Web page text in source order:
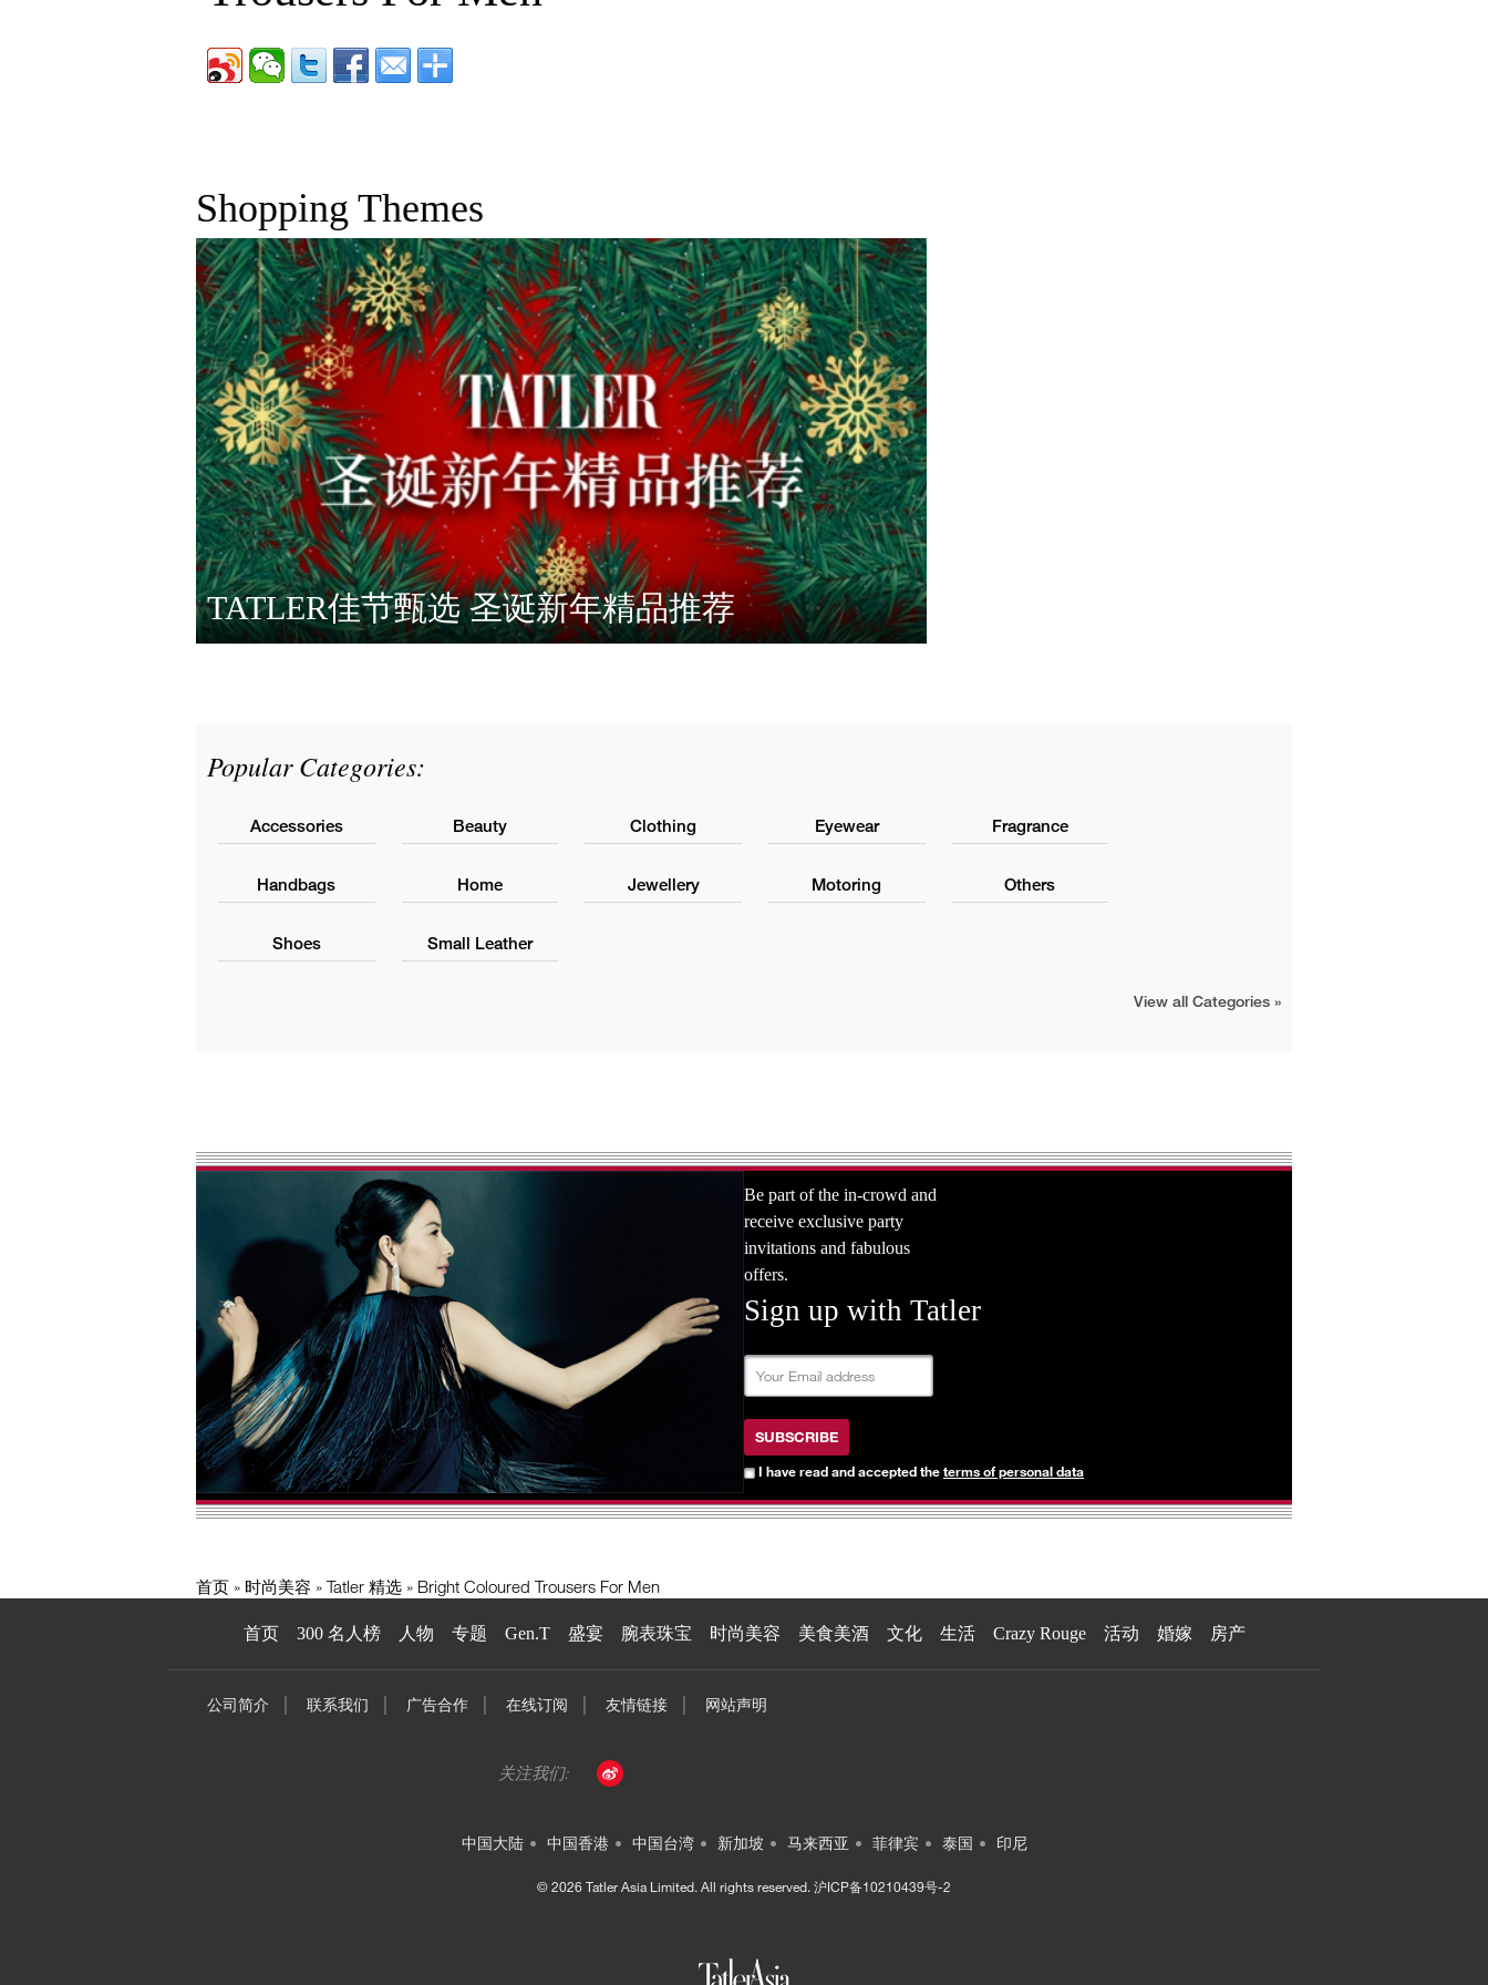
Shopping Themes
TATLER佳节甄选 圣诞新年精品推荐
The Perfect Rain Gear
Olympic-Inspired Collection
Popular Categories:
Accessories Beauty Clothing Eyewear Fragrance
Handbags Home Jewellery Motoring Others
Shoes Small Leather
View all Categories
Be part of the in-crowd and
receive exclusive party
invitations and fabulous
offers.
Sign up with Tatler
SUBSCRIBE
I have read and accepted theterms of personal data
首页 时尚美容 Tatler 精选 Bright Coloured Trousers For Men
首页 300 名人榜 人物 专题 Gen.T 盛宴 腕表珠宝 时尚美容 美食美酒 文化 生活 Crazy Rouge 活动 婚嫁 房产
公司简介 联系我们 广告合作 在线订阅 友情链接 网站声明
中国大陆 中国香港 中国台湾 新加坡 马来西亚 菲律宾 泰国 印尼
© 2026 Tatler Asia Limited. All rights reserved. 沪ICP备10210439号-2